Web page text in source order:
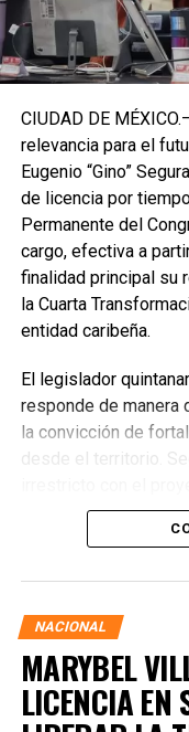
CIUDAD DE
relevancia para el
Eugenio “Gino”
de licencia por
Permanente del
cargo, efectiva a
finalidad principal su
la Cuarta
entidad caribeña.
El legislador
responde de manera
la convicción de
desde el territorio.
presidenta de la
asegurando que la
NACIONAL
MARYBEL
LICENCIA EN